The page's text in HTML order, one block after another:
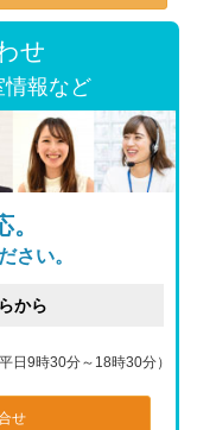
せ
情報など
さい。
から
日9時30分～18時30分）
せ